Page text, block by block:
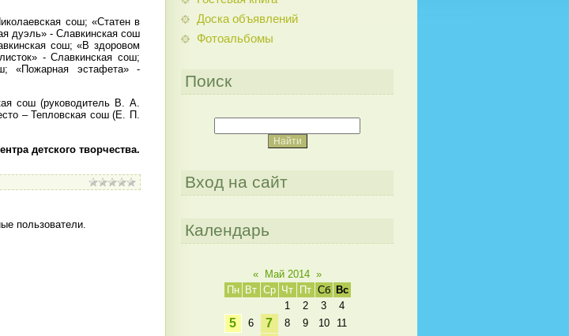
сош; «Статен в
дуэль» - Славкинская сош
сош; «В здоровом
- Славкинская сош;
«Пожарная эстафета» -
сош (руководитель В. А.
– Тепловская сош (Е. П.
детского творчества.
пользователи.
Доска объявлений
Фотоальбомы
Поиск
Вход на сайт
Календарь
« Май 2014 »
Пн
Вт Ср Чт Пт Сб
Вс
1
2 3 4
5 6 7 8 9 10
11